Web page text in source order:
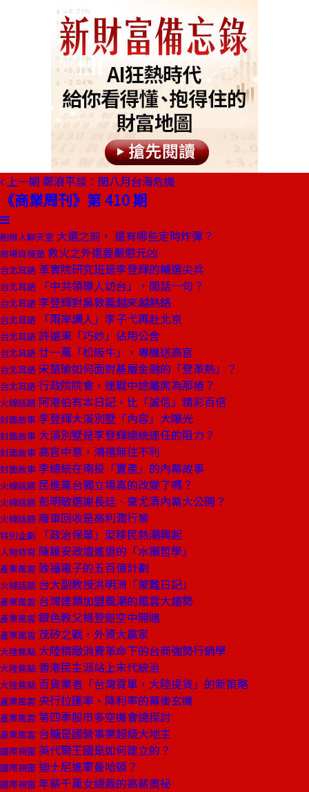
上一期 鄭浪平談：閏八月台海危機
《商業周刊》第 410 期
創辦人聊天室 大選之前， 還有哪些定時炸彈？
商場自慢塾 救火之外還要嚴懲元凶
台北耳語 革實院研究班是李登輝的輔選尖兵
台北耳語 「中共領導人訪台」，閒話一句？
台北耳語 李登輝對吳敦義越來越熱絡
台北耳語 「兩岸調人」李子弋再赴北京
台北耳語 許遠東「巧妙」佔用公舍
台北耳語 廿一萬「松阪牛」，專機送高官
台北耳語 宋楚瑜如何面對基層金融的「登革熱」？
台北耳語 行政院院會，連戰中途離席為那樁？
火線話題 阿港伯有本日記，比「誠信」精彩百倍
封面故事 李登輝大溪別墅「內容」大曝光
封面故事 大溪別墅是李登輝總統連任的阻力？
封面故事 高官中意，鴻禧無往不利
封面故事 李總統在南投「置產」的內幕故事
火線話題 民進黨台獨立場真的改變了嗎？
火線話題 彭明敏選謝長廷、棄尤清內幕大公開？
火線話題 廢車回收是高利潤行業
特別企劃 「政治保單」型移民熱潮興起
人物特寫 陳履安政壇進退的「水獺哲學」
產業風雲 致福電子的五百億計劃
火線話題 台大副教授洪明洲「蒙難日記」
產業風雲 台灣連鎖加盟風潮的風雲大趨勢
產業風雲 銀色教父楊登魁空中開賭
產業風雲 茂矽之戰，外資大贏家
大陸焦點 大陸精緻消費革命下的台商強勢行銷學
大陸焦點 香港民主派站上末代統治
大陸焦點 百貨業者「台灣買單，大陸提貨」的新策略
產業風雲 央行拉匯率、降利率的幕後玄機
產業風雲 第四季股市多空機會總探討
產業風雲 台糖是國營事業超級大地主
國際視窗 英代爾王國是如何建立的？
國際視窗 迪士尼進軍曼哈頓？
國際視窗 年薪千萬女總裁的高薪奧祕